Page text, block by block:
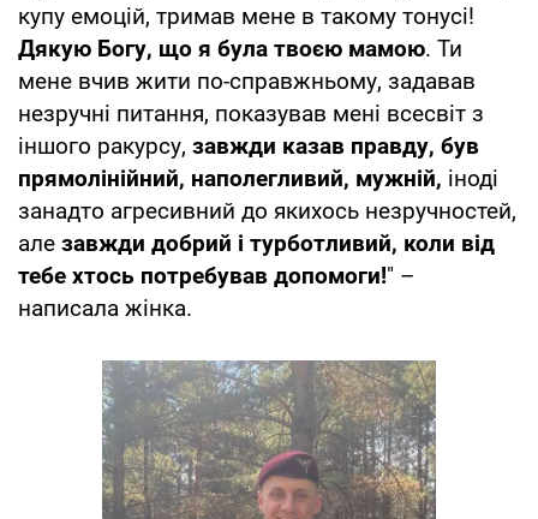
купу емоцій, тримав мене в такому тонусі!
Дякую Богу, що я була твоєю мамою. Ти
мене вчив жити по-справжньому, задавав
незручні питання, показував мені всесвіт з
іншого ракурсу, завжди казав правду, був
прямолінійний, наполегливий, мужній, іноді
занадто агресивний до якихось незручностей,
але завжди добрий і турботливий, коли від
тебе хтось потребував допомоги!" –
написала жінка.